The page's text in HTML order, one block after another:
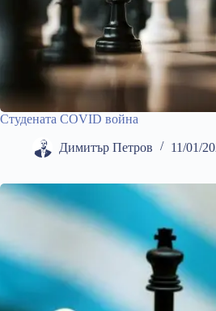
Студената COVID война
Димитър Петров 11/01/